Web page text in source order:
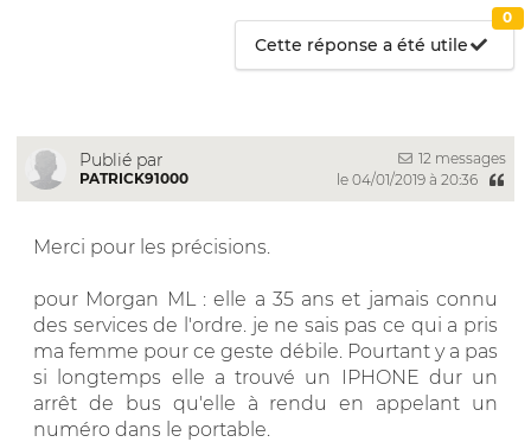
Cette réponse a été utile
0
Publié par
PATRICK91000
12 messages
le 04/01/2019 à 20:36
Merci pour les précisions.
pour Morgan ML : elle a 35 ans et jamais connu
des services de l'ordre. je ne sais pas ce qui a pris
ma femme pour ce geste débile. Pourtant y a pas
si longtemps elle a trouvé un IPHONE dur un
arrêt de bus qu'elle à rendu en appelant un
numéro dans le portable.